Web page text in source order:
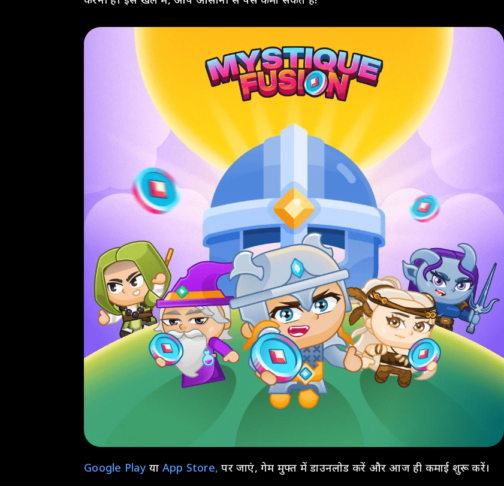
Google Play या App Store, पर जाएं, गेम मुफ्त में डाउनलोड करें और आज ही कमाई शुरू करें।